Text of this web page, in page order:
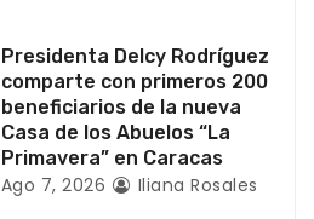
Presidenta Delcy Rodríguez
comparte con primeros 200
beneficiarios de la nueva
Casa de los Abuelos “La
Primavera” en Caracas
Ago 7, 2026 Iliana Rosales